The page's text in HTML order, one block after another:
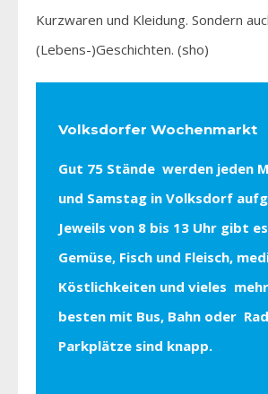
Kurzwaren und Kleidung. Sondern
(Lebens-)Geschichten. (sho)
Volksdorfer Wochenmarkt
Gut 75 Stände werden jeden
und Samstag in Volksdorf
Jeweils von 8 bis 13 Uhr gibt
Gemüse, Fisch und Fleisch,
Köstlichkeiten und vieles
besten mit Bus, Bahn oder
Parkplätze sind knapp.